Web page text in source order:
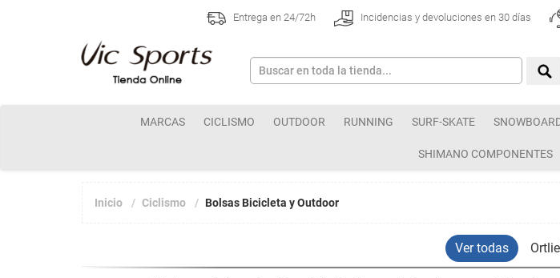
Entrega en 24/72h Incidencias y devoluciones en 30 días
MARCAS CICLISMO OUTDOOR RUNNING SURF-SKATE
SHIMANO COMPONENTES
Inicio Ciclismo Bolsas Bicicleta y Outdoor
Ver todas